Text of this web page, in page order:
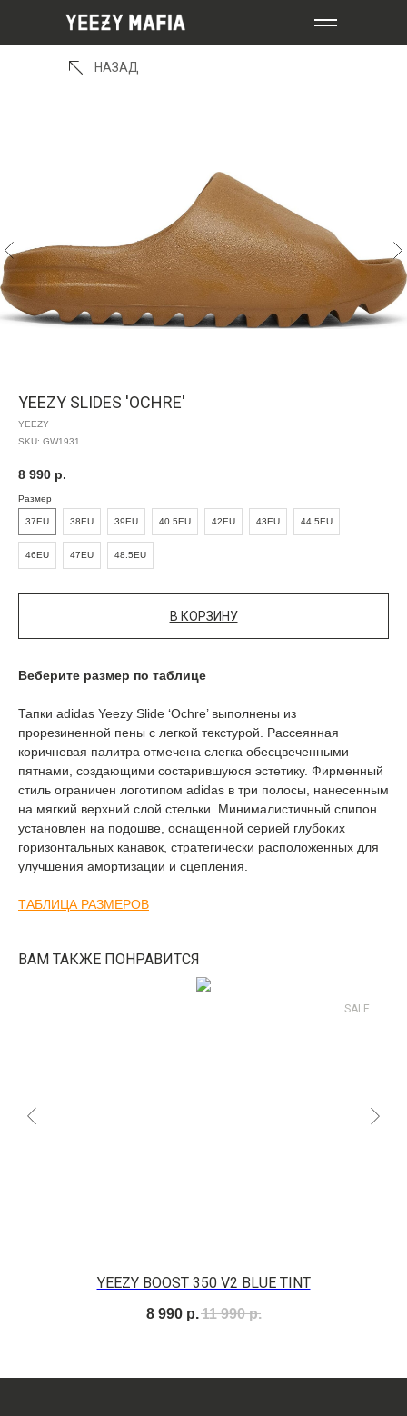
НАЗАД
YEEZY SLIDES 'OCHRE'
YEEZY
SKU: GW1931
8 990 р.
Размер
37EU 38EU 39EU 40.5EU 42EU 43EU 44.5EU
46EU 47EU 48.5EU
В КОРЗИНУ
Веберите размер по таблице
Тапки adidas Yeezy Slide ‘Ochre’ выполнены из
прорезиненной пены с легкой текстурой. Рассеянная
коричневая палитра отмечена слегка обесцвеченными
пятнами, создающими состарившуюся эстетику. Фирменный
стиль ограничен логотипом adidas в три полосы, нанесенным
на мягкий верхний слой стельки. Минималистичный слипон
установлен на подошве, оснащенной серией глубоких
горизонтальных канавок, стратегически расположенных для
улучшения амортизации и сцепления.
ТАБЛИЦА РАЗМЕРОВ
ВАМ ТАКЖЕ ПОНРАВИТСЯ
SALE
YEEZY BOOST 350 V2 BLUE TINT
8 990 р.11 990 р.